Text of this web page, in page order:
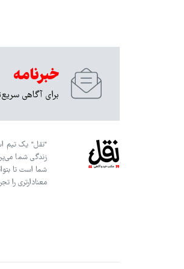
خبرنامه
برای آگاهی
"نقل" یک تیم
زندگی شما
شما است تا
معنادارتری را